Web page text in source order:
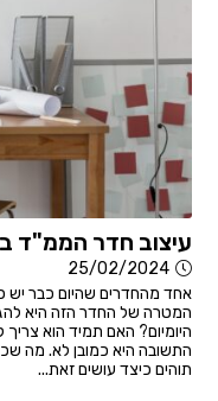
עיצוב חדר הממ"ד
25/02/2024
אחד מהחדרים שהיום כבר
המטרה של החדר הזה היא
היומיום? האם תמיד הוא
התשובה היא כמובן לא. מה
תוהים כיצד עושים זאת...